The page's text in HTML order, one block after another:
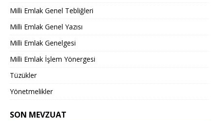
Milli Emlak Genel Tebliğleri
Milli Emlak Genel Yazısı
Milli Emlak Genelgesi
Milli Emlak İşlem Yönergesi
Tüzükler
Yönetmelikler
SON MEVZUAT